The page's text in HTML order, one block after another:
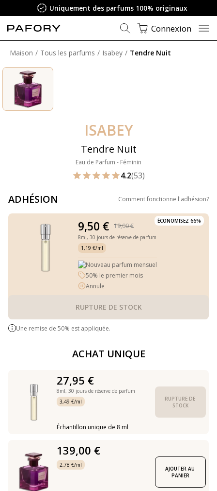
Uniquement des parfums 100% originaux
Connexion
Maison Tous les parfums Isabey Tendre Nuit
ISABEY
Tendre Nuit
Eau de Parfum - Féminin
4.2(53)
ADHÉSION Comment fonctionne l'adhésion?
ÉCONOMISEZ 66%
9,50 € 19,00 €
8ml, 30 jours de réserve de parfum
1,19 €/ml
Nouveau parfum mensuel
50% le premier mois
Annule
RUPTURE DE STOCK
Une remise de 50% est appliquée.
ACHAT UNIQUE
27,95 €
8ml, 30 jours de réserve de parfum
3,49 €/ml
Échantillon unique de 8 ml
RUPTURE DE
STOCK
139,00 €
2,78 €/ml
AJOUTER AU
PANIER